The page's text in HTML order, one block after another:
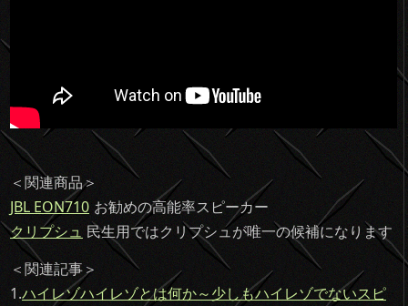
＜関連商品＞
JBL EON710 お勧めの高能率スピーカー
クリプシュ 民生用ではクリプシュが唯一の候補になります
＜関連記事＞
1.ハイレゾハイレゾとは何か～少しもハイレゾでないスピ